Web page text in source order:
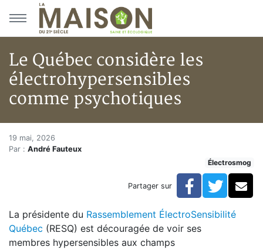
Aller au menu principal
Aller au contenu principal
Le Québec considère les
électrohypersensibles
comme psychotiques
Accueil
Articles
Le Québec considère les électrohypersensibles
Le Québec considère les
19 mai, 2026
Par : André Fauteux
Électrosmog
Partager sur Facebook
La présidente du Rassemblement ÉlectroSensibilité
Québec (RESQ) est découragée de voir ses
membres hypersensibles aux champs